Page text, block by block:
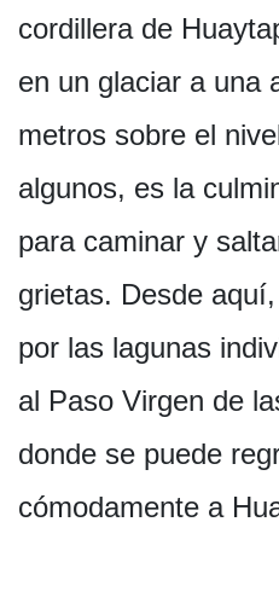
cordillera de
en un glaciar a una
metros sobre el
algunos, es la
para caminar y
grietas. Desde
por las lagunas
al Paso Virgen de
donde se puede
cómodamente a